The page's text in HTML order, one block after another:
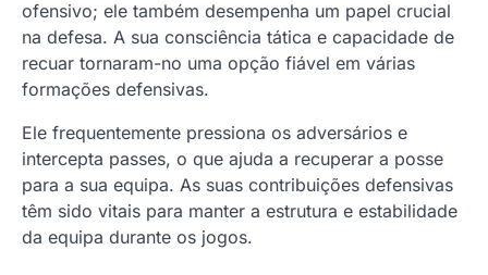
ofensivo; ele também desempenha um papel crucial
na defesa. A sua consciência tática e capacidade de
recuar tornaram-no uma opção fiável em várias
formações defensivas.
Ele frequentemente pressiona os adversários e
intercepta passes, o que ajuda a recuperar a posse
para a sua equipa. As suas contribuições defensivas
têm sido vitais para manter a estrutura e estabilidade
da equipa durante os jogos.